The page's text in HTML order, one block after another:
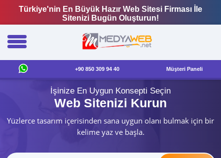
Türkiye'nin En Büyük Hazır Web Sitesi Firması İle
Sitenizi Bugün Oluşturun!
+90 850 309 94 40 Müşteri Paneli
İşinize En Uygun Konsepti Seçin
Web Sitenizi Kurun
Yüzlerce tasarım içerisinden sana uygun olanı bulmak için bir
kelime yaz ve başla.